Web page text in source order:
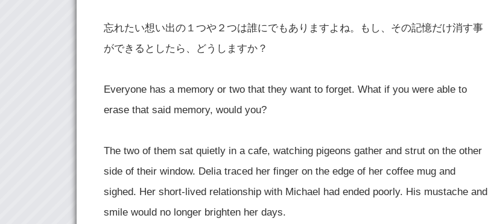
忘れたい想い出の１つや２つは誰にでもありますよね。もし、その記憶だけ消す事
ができるとしたら、どうしますか？
Everyone has a memory or two that they want to forget. What if you were able to
erase that said memory, would you?
The two of them sat quietly in a cafe, watching pigeons gather and strut on the other
side of their window. Delia traced her finger on the edge of her coffee mug and
sighed. Her short-lived relationship with Michael had ended poorly. His mustache and
smile would no longer brighten her days.